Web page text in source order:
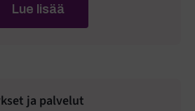
ja palvelut
Lue lisää